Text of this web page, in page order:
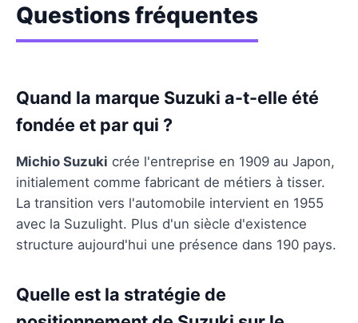
Questions fréquentes
Quand la marque Suzuki a-t-elle été
fondée et par qui ?
Michio Suzuki crée l'entreprise en 1909 au Japon,
initialement comme fabricant de métiers à tisser.
La transition vers l'automobile intervient en 1955
avec la Suzulight. Plus d'un siècle d'existence
structure aujourd'hui une présence dans 190 pays.
Quelle est la stratégie de